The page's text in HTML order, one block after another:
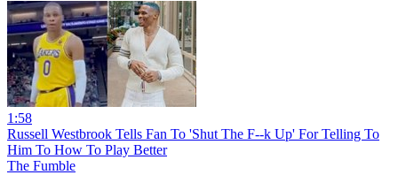
1:58
Russell Westbrook Tells Fan To 'Shut The F--k Up' For Telling To
Him To How To Play Better
The Fumble